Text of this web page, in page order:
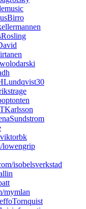
viktorbk
lowengrip
isobelsverkstad
mymlan